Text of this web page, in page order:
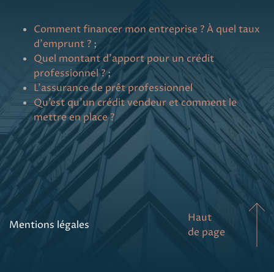
Comment financer mon entreprise ? À quel taux
d'emprunt ? ;
Quel montant d'apport pour un crédit
professionnel ?;
L’assurance de prêt professionnel
Qu’est qu’un crédit vendeur et comment le
mettre en place ?
Mentions légales
Haut
de page